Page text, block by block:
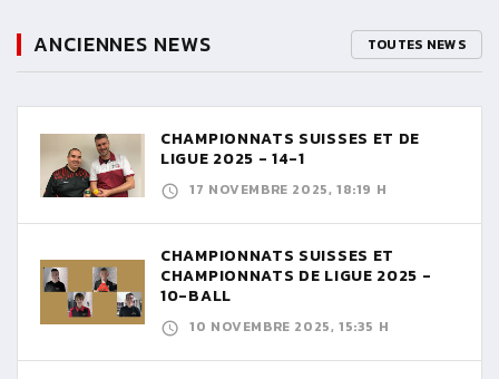
ANCIENNES NEWS TOUTES NEWS
CHAMPIONNATS SUISSES ET DE
LIGUE 2025 - 14-1
17 NOVEMBRE 2025, 18:19 H
CHAMPIONNATS SUISSES ET
CHAMPIONNATS DE LIGUE 2025 -
10-BALL
10 NOVEMBRE 2025, 15:35 H